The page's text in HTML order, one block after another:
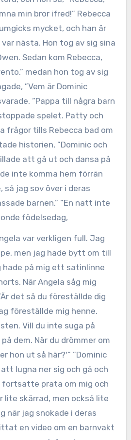
min bror ifred!” Rebecca
mycket, och han är
nästa. Hon tog av sig sina
Sedan kom Rebecca,
medan hon tog av sig
”Vem är Dominic
”Pappa till några barn
spelet. Patty och
frågor tills Rebecca bad om
historien, ”Dominic och
att gå ut och dansa på
inte komma hem förrän
så jag sov över i deras
barnen.” ”En natt inte
födelsedag,
var verkligen full. Jag
men jag hade bytt om till
hade på mig ett satinlinne
När Angela såg mig
det så du föreställde dig
föreställde mig henne.
Vill du inte suga på
dem. När du drömmer om
hon ut så här?'” ”Dominic
lugna ner sig och gå och
fortsatte prata om mig och
lite skärrad, men också lite
när jag snokade i deras
en video om en barnvakt